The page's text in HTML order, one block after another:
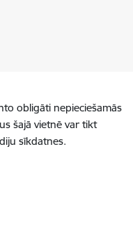
obligāti nepieciešamās
šajā vietnē var tikt
sīkdatnes.